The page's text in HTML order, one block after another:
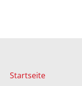
Startseite